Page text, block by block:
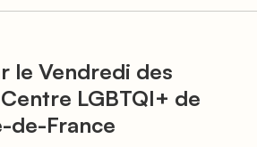
le Vendredi des
LGBTQI+ de
de-France